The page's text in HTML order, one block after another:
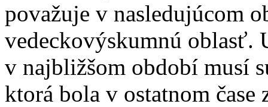
považuje v nasledujúcom
vedeckovýskumnú oblasť.
v najbližšom období musí
ktorá bola v ostatnom čase